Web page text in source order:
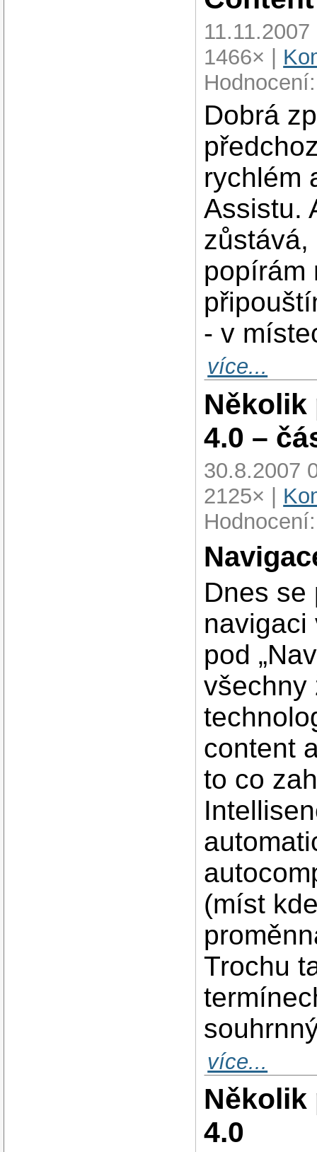
1466× |
Dobrá
rychlém
Assistu.
zůstává,
popírám
- v
více...
Několik
4.0 –
30.8.2007
2125× |
Dnes se
navigaci
pod
všechny
content
to co
(míst
Trochu
více...
Několik
4.0